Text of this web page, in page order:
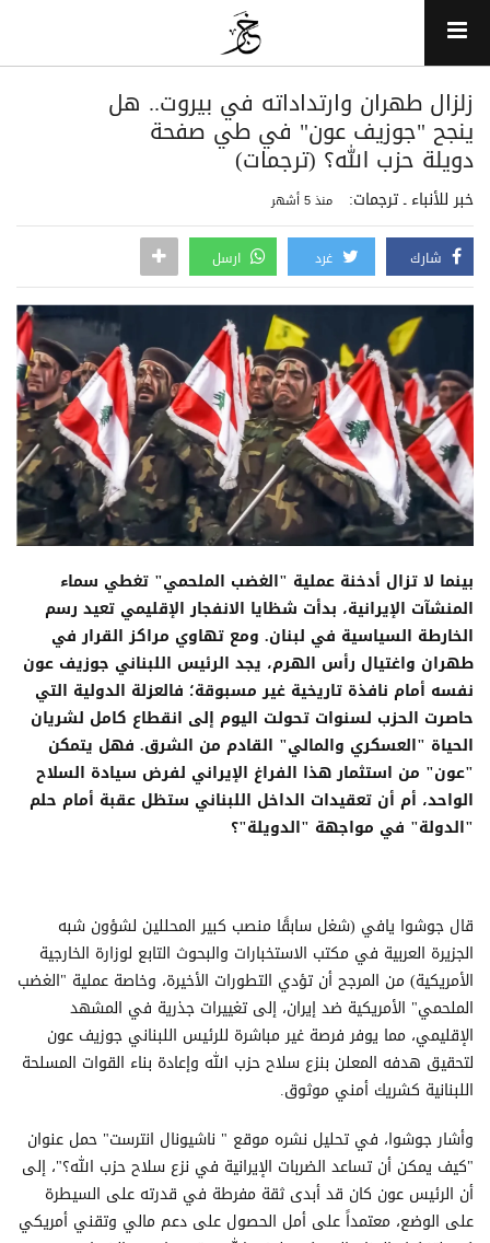
زلزال طهران وارتداداته في بيروت.. هل
ينجح "جوزيف عون" في طي صفحة
دويلة حزب الله؟ (ترجمات)
خبر للأنباء ـ ترجمات: منذ 5 أشهر
شارك غرد ارسل
بينما لا تزال أدخنة عملية "الغضب الملحمي" تغطي سماء
المنشآت الإيرانية، بدأت شظايا الانفجار الإقليمي تعيد رسم
الخارطة السياسية في لبنان. ومع تهاوي مراكز القرار في
طهران واغتيال رأس الهرم، يجد الرئيس اللبناني جوزيف عون
نفسه أمام نافذة تاريخية غير مسبوقة؛ فالعزلة الدولية التي
حاصرت الحزب لسنوات تحولت اليوم إلى انقطاع كامل لشريان
الحياة "العسكري والمالي" القادم من الشرق. فهل يتمكن
"عون" من استثمار هذا الفراغ الإيراني لفرض سيادة السلاح
الواحد، أم أن تعقيدات الداخل اللبناني ستظل عقبة أمام حلم
"الدولة" في مواجهة "الدويلة"؟
قال جوشوا يافي (شغل سابقًا منصب كبير المحللين لشؤون شبه
الجزيرة العربية في مكتب الاستخبارات والبحوث التابع لوزارة الخارجية
الأمريكية) من المرجح أن تؤدي التطورات الأخيرة، وخاصة عملية "الغضب
الملحمي" الأمريكية ضد إيران، إلى تغييرات جذرية في المشهد
الإقليمي، مما يوفر فرصة غير مباشرة للرئيس اللبناني جوزيف عون
لتحقيق هدفه المعلن بنزع سلاح حزب الله وإعادة بناء القوات المسلحة
اللبنانية كشريك أمني موثوق.
وأشار جوشوا، في تحليل نشره موقع " ناشيونال انترست" حمل عنوان
"كيف يمكن أن تساعد الضربات الإيرانية في نزع سلاح حزب الله؟"، إلى
أن الرئيس عون كان قد أبدى ثقة مفرطة في قدرته على السيطرة
على الوضع، معتمداً على أمل الحصول على دعم مالي وتقني أمريكي